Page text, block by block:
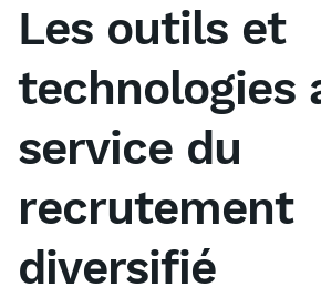
Les outils et
technologies
service du
recrutement
diversifié